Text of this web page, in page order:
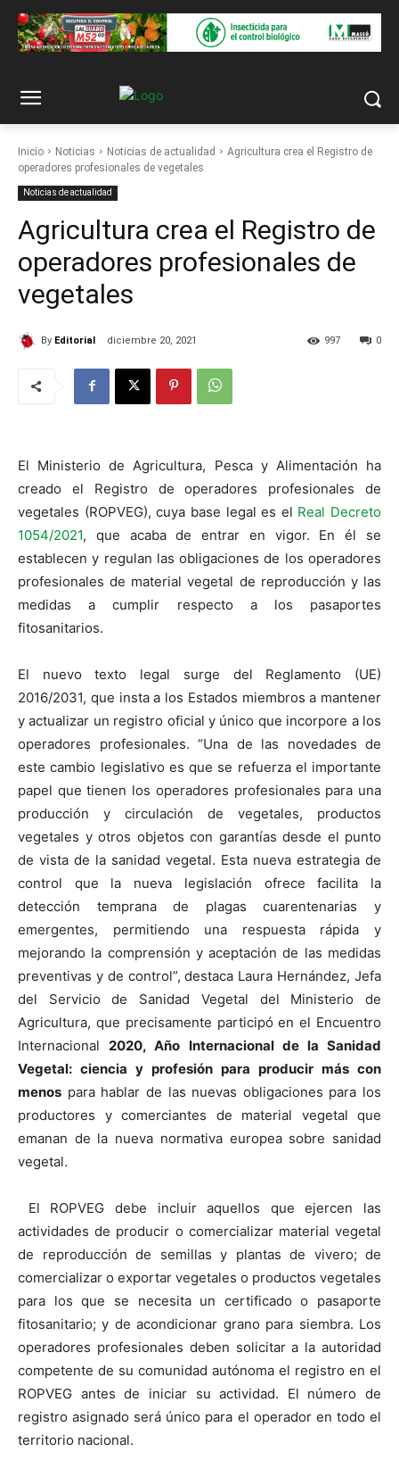
Inicio Noticias Noticias de actualidad
Agricultura crea el Registro de
operadores profesionales de vegetales
Noticias de actualidad
Agricultura crea el Registro de
operadores profesionales de
vegetales
By Editorial diciembre 20, 2021 0
997
El Ministerio de Agricultura, Pesca y Alimentación ha
creado el Registro de operadores profesionales de
vegetales (ROPVEG), cuya base legal es el Real Decreto
1054/2021, que acaba de entrar en vigor. En él se
establecen y regulan las obligaciones de los operadores
profesionales de material vegetal de reproducción y las
medidas a cumplir respecto a los pasaportes
fitosanitarios.
El nuevo texto legal surge del Reglamento (UE)
2016/2031, que insta a los Estados miembros a mantener
y actualizar un registro oficial y único que incorpore a los
operadores profesionales. “Una de las novedades de
este cambio legislativo es que se refuerza el importante
papel que tienen los operadores profesionales para una
producción y circulación de vegetales, productos
vegetales y otros objetos con garantías desde el punto
de vista de la sanidad vegetal. Esta nueva estrategia de
control que la nueva legislación ofrece facilita la
detección temprana de plagas cuarentenarias y
emergentes, permitiendo una respuesta rápida y
mejorando la comprensión y aceptación de las medidas
preventivas y de control”, destaca Laura Hernández, Jefa
del Servicio de Sanidad Vegetal del Ministerio de
Agricultura, que precisamente participó en el Encuentro
Internacional2020, Año Internacional de la Sanidad
Vegetal: ciencia y profesión para producir más con
menos para hablar de las nuevas obligaciones para los
productores y comerciantes de material vegetal que
emanan de la nueva normativa europea sobre sanidad
vegetal.
El ROPVEG debe incluir aquellos que ejercen las
actividades de producir o comercializar material vegetal
de reproducción de semillas y plantas de vivero; de
comercializar o exportar vegetales o productos vegetales
para los que se necesita un certificado o pasaporte
fitosanitario; y de acondicionar grano para siembra. Los
operadores profesionales deben solicitar a la autoridad
competente de su comunidad autónoma el registro en el
ROPVEG antes de iniciar su actividad. El número de
registro asignado será único para el operador en todo el
territorio nacional.